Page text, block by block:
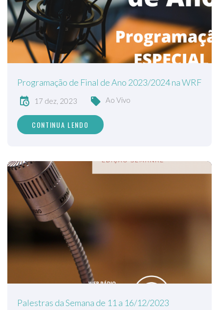
Programação de Final de Ano 2023/2024 na WRF
17 dez, 2023 Ao Vivo
CONTINUA LENDO
Palestras da Semana de 11 a 16/12/2023